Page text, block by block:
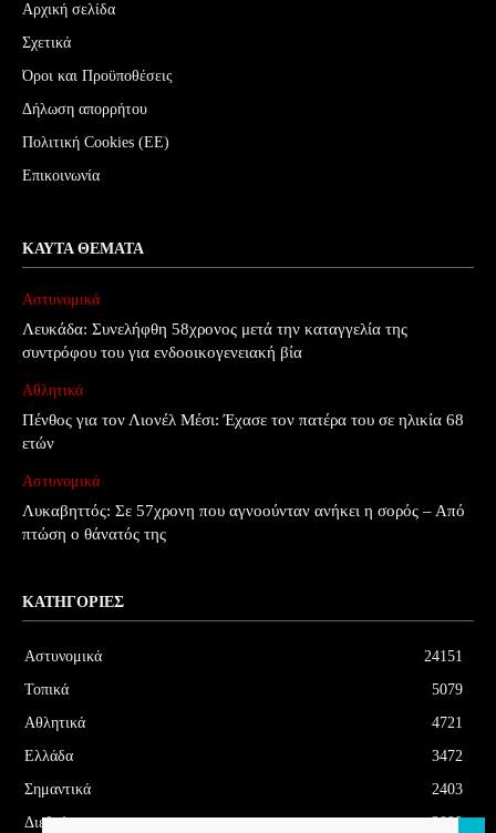
Αρχική σελίδα
Σχετικά
Όροι και Προϋποθέσεις
Δήλωση απορρήτου
Πολιτική Cookies (ΕΕ)
Επικοινωνία
ΚΑΥΤΆ ΘΈΜΑΤΑ
Αστυνομικά
Λευκάδα: Συνελήφθη 58χρονος μετά την καταγγελία της
συντρόφου του για ενδοοικογενειακή βία
Αθλητικά
Πένθος για τον Λιονέλ Μέσι: Έχασε τον πατέρα του σε ηλικία 68
ετών
Αστυνομικά
Λυκαβηττός: Σε 57χρονη που αγνοούνταν ανήκει η σορός – Από
πτώση ο θάνατός της
ΚΑΤΗΓΟΡΊΕΣ
Αστυνομικά
24151
Τοπικά
5079
Αθλητικά
4721
Ελλάδα
3472
Σημαντικά
2403
Διεθνή
2099